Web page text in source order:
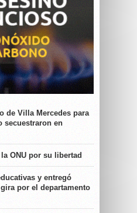
de Villa Mercedes para
secuestraron en
ONU por su libertad
y entregó
por el departamento